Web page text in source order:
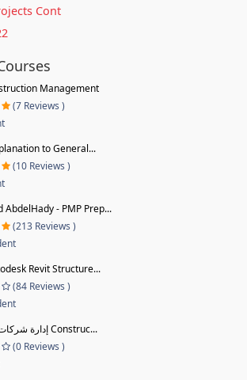
Cont
Management
(7 Reviews )
to General...
(10 Reviews )
AbdelHady - PMP Prep...
(213 Reviews )
Revit Structure...
(84 Reviews )
إدارة شركات المقاولات Construc...
(0 Reviews )